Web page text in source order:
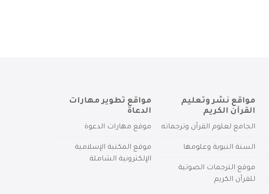
مواقع نشر وتعليم
القرآن الكريم
الجامع لعلوم القرآن وترجماته
السنة النبوية وعلومها
موقع الترجمات الصوتية
للقرآن الكريم
مواقع تطوير مهارات
الدعاة
موقع مهارات الدعوة
موقع المكتبة الإسلامية
الإلكترونية الشاملة